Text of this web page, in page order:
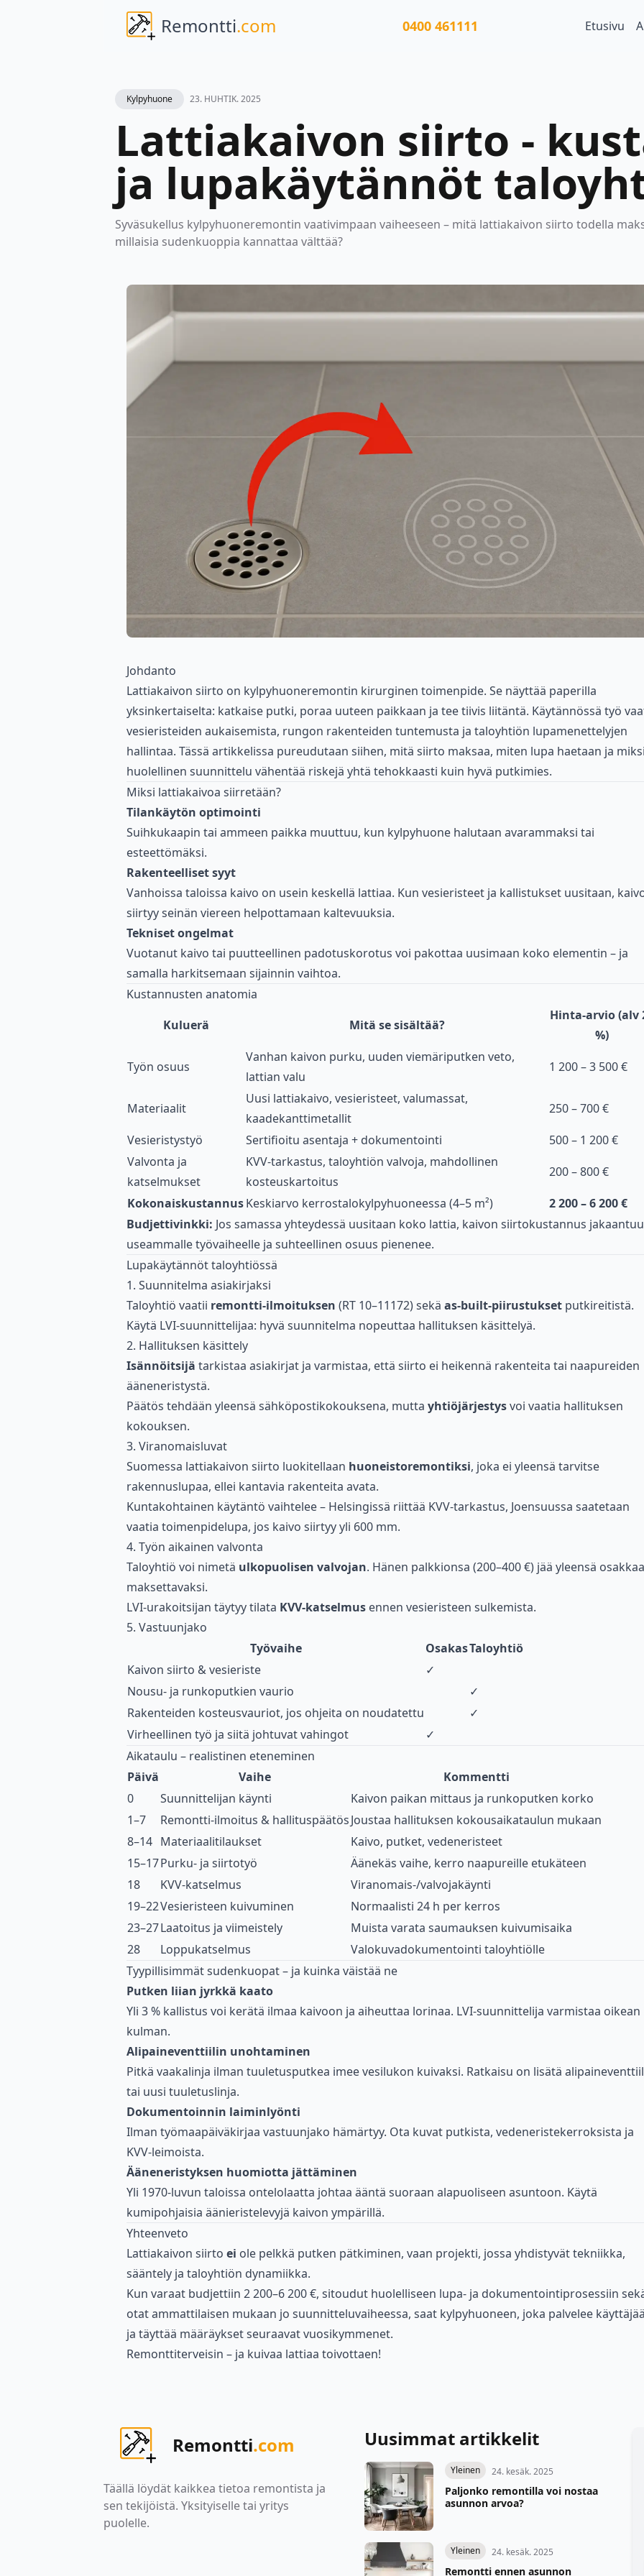
Remontti.com 0400 461111 Etusivu
Kylpyhuone 23. HUHTIK. 2025
Lattiakaivon siirto -
ja lupakäytännöt
Syväsukellus kylpyhuoneremontin vaativimpaan vaiheeseen – mitä lattiakaivon siirto todella
millaisia sudenkuoppia kannattaa välttää?
Johdanto
Lattiakaivon siirto on kylpyhuoneremontin kirurginen toimenpide. Se näyttää paperilla
yksinkertaiselta: katkaise putki, poraa uuteen paikkaan ja tee tiivis liitäntä. Käytännössä työ
vesieristeiden aukaisemista, rungon rakenteiden tuntemusta ja taloyhtiön lupamenettelyjen
hallintaa. Tässä artikkelissa pureudutaan siihen, mitä siirto maksaa, miten lupa haetaan ja
huolellinen suunnittelu vähentää riskejä yhtä tehokkaasti kuin hyvä putkimies.
Miksi lattiakaivoa siirretään?
Tilankäytön optimointi
Suihkukaapin tai ammeen paikka muuttuu, kun kylpyhuone halutaan avarammaksi tai
esteettömäksi.
Rakenteelliset syyt
Vanhoissa taloissa kaivo on usein keskellä lattiaa. Kun vesieristeet ja kallistukset uusitaan,
siirtyy seinän viereen helpottamaan kaltevuuksia.
Tekniset ongelmat
Vuotanut kaivo tai puutteellinen padotuskorotus voi pakottaa uusimaan koko elementin – ja
samalla harkitsemaan sijainnin vaihtoa.
Kustannusten anatomia
Kuluerä
Mitä se sisältää?
Hinta-arvio (alv
%)
Työn osuus
Vanhan kaivon purku, uuden viemäriputken veto,
lattian valu
1 200 – 3 500 €
Materiaalit
Uusi lattiakaivo, vesieristeet, valumassat,
kaadekanttimetallit
250 – 700 €
Vesieristystyö
Sertifioitu asentaja + dokumentointi
500 – 1 200 €
Valvonta ja
katselmukset
KVV-tarkastus, taloyhtiön valvoja, mahdollinen
kosteuskartoitus
200 – 800 €
KokonaiskustannusKeskiarvo kerrostalokylpyhuoneessa (4–5 m²)
2 200 – 6 200 €
Budjettivinkki: Jos samassa yhteydessä uusitaan koko lattia, kaivon siirtokustannus jakaantuu
useammalle työvaiheelle ja suhteellinen osuus pienenee.
Lupakäytännöt taloyhtiössä
1. Suunnitelma asiakirjaksi
Taloyhtiö vaatii remontti-ilmoituksen (RT 10–11172) sekä as-built-piirustukset putkireitistä.
Käytä LVI-suunnittelijaa: hyvä suunnitelma nopeuttaa hallituksen käsittelyä.
2. Hallituksen käsittely
Isännöitsijä tarkistaa asiakirjat ja varmistaa, että siirto ei heikennä rakenteita tai naapureiden
ääneneristystä.
Päätös tehdään yleensä sähköpostikokouksena, mutta yhtiöjärjestysvoi vaatia hallituksen
kokouksen.
3. Viranomaisluvat
Suomessa lattiakaivon siirto luokitellaan huoneistoremontiksi, joka ei yleensä tarvitse
rakennuslupaa, ellei kantavia rakenteita avata.
Kuntakohtainen käytäntö vaihtelee – Helsingissä riittää KVV-tarkastus, Joensuussa saatetaan
vaatia toimenpidelupa, jos kaivo siirtyy yli 600 mm.
4. Työn aikainen valvonta
Taloyhtiö voi nimetä ulkopuolisen valvojan. Hänen palkkionsa (200–400 €) jää yleensä
maksettavaksi.
LVI-urakoitsijan täytyy tilata KVV-katselmus ennen vesieristeen sulkemista.
5. Vastuunjako
Työvaihe
OsakasTaloyhtiö
Kaivon siirto & vesieriste
✓
Nousu- ja runkoputkien vaurio
✓
Rakenteiden kosteusvauriot, jos ohjeita on noudatettu
✓
Virheellinen työ ja siitä johtuvat vahingot
✓
Aikataulu – realistinen eteneminen
Päivä
Vaihe
Kommentti
0
Suunnittelijan käynti
Kaivon paikan mittaus ja runkoputken korko
1–7
Remontti-ilmoitus & hallituspäätösJoustaa hallituksen kokousaikataulun mukaan
8–14 Materiaalitilaukset
Kaivo, putket, vedeneristeet
15–17Purku- ja siirtotyö
Äänekäs vaihe, kerro naapureille etukäteen
18
KVV-katselmus
Viranomais-/valvojakäynti
19–22Vesieristeen kuivuminen
Normaalisti 24 h per kerros
23–27Laatoitus ja viimeistely
Muista varata saumauksen kuivumisaika
28
Loppukatselmus
Valokuvadokumentointi taloyhtiölle
Tyypillisimmät sudenkuopat – ja kuinka väistää ne
Putken liian jyrkkä kaato
Yli 3 % kallistus voi kerätä ilmaa kaivoon ja aiheuttaa lorinaa. LVI-suunnittelija varmistaa oikean
kulman.
Alipaineventtiilin unohtaminen
Pitkä vaakalinja ilman tuuletusputkea imee vesilukon kuivaksi. Ratkaisu on lisätä
tai uusi tuuletuslinja.
Dokumentoinnin laiminlyönti
Ilman työmaapäiväkirjaa vastuunjako hämärtyy. Ota kuvat putkista, vedeneristekerroksista ja
KVV-leimoista.
Ääneneristyksen huomiotta jättäminen
Yli 1970-luvun taloissa ontelolaatta johtaa ääntä suoraan alapuoliseen asuntoon. Käytä
kumipohjaisia äänieristelevyjä kaivon ympärillä.
Yhteenveto
Lattiakaivon siirto ei ole pelkkä putken pätkiminen, vaan projekti, jossa yhdistyvät tekniikka,
sääntely ja taloyhtiön dynamiikka.
Kun varaat budjettiin 2 200–6 200 €, sitoudut huolelliseen lupa- ja dokumentointiprosessiin
otat ammattilaisen mukaan jo suunnitteluvaiheessa, saat kylpyhuoneen, joka palvelee
ja täyttää määräykset seuraavat vuosikymmenet.
Remonttiterveisin – ja kuivaa lattiaa toivottaen!
Remontti.com
Täällä löydät kaikkea tietoa remontista ja
sen tekijöistä. Yksityiselle tai yritys
puolelle.
Uusimmat artikkelit
Yleinen 24. kesäk. 2025
Paljonko remontilla voi nostaa
asunnon arvoa?
Yleinen 24. kesäk. 2025
Remontti ennen asunnon